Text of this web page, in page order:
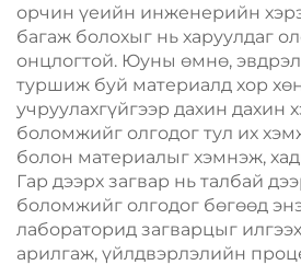
орчин үеийн инженерийн
багаж болохыг нь харуулдаг
онцлогтой. Юуны өмнө,
туршиж буй материалд хор
учруулахгүйгээр дахин дахин
боломжийг олгодог тул их
болон материалыг хэмнэж,
Гар дээрх загвар нь талбай
боломжийг олгодог бөгөөд
лабораторид загварцыг
арилгаж, үйлдвэрлэлийн